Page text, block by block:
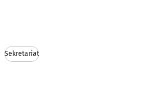
Sekretariat